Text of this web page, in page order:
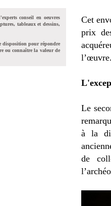
conseil en oeuvres
tableaux et dessins,
disposition pour répondre
ou connaître la valeur de
Cet
prix
Le
à la
de